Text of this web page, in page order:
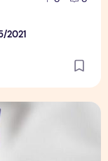
2021
04/2021